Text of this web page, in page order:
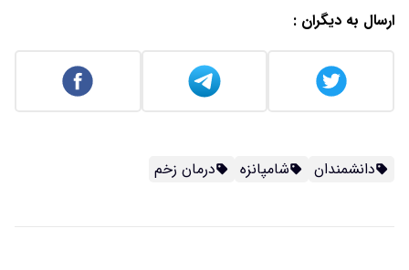
ارسال به دیگران :
دانشمندان شامپانزه درمان زخم